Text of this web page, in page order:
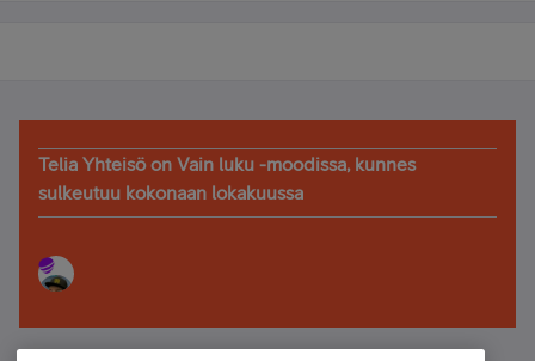
Telia Yhteisö on Vain luku -moodissa, kunnes
sulkeutuu kokonaan lokakuussa